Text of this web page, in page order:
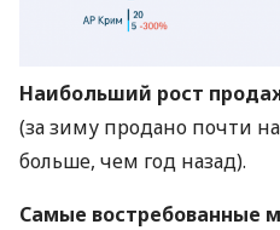
Наибольший рост
(за зиму продано почти
больше, чем год назад).
Самые востребованные